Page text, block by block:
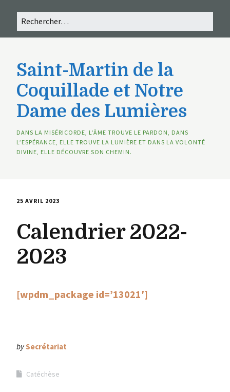
Saint-Martin de la
Coquillade et Notre
Dame des Lumières
DANS LA MISÉRICORDE, L’ÂME TROUVE LE PARDON, DANS
L’ESPÉRANCE, ELLE TROUVE LA LUMIÈRE ET DANS LA VOLONTÉ
DIVINE, ELLE DÉCOUVRE SON CHEMIN.
25 AVRIL 2023
Calendrier 2022-
2023
[wpdm_package id=’13021′]
bySecrétariat
Catéchèse